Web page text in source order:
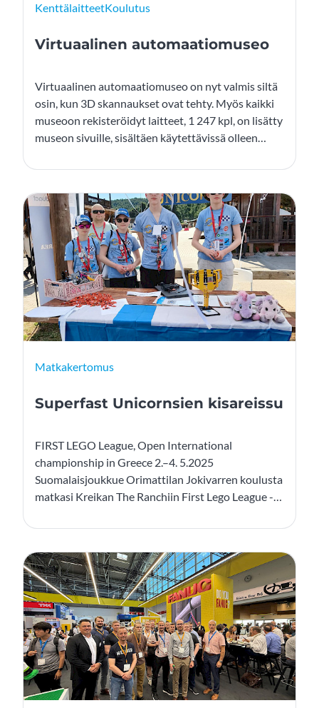
KenttälaitteetKoulutus
Virtuaalinen automaatiomuseo
Virtuaalinen automaatiomuseo on nyt valmis siltä
osin, kun 3D skannaukset ovat tehty. Myös kaikki
museoon rekisteröidyt laitteet, 1 247 kpl, on lisätty
museon sivuille, sisältäen käytettävissä olleen
alareunassa on myös juokseva mainos, johon on
edesauttaneet museon valmistumista. Siitä vielä
kerran suuret kiitokset kaikille rahoittajille.
Matkakertomus
Superfast Unicornsien kisareissu
FIRST LEGO League, Open International
championship in Greece 2.–4. 5.2025
Suomalaisjoukkue Orimattilan Jokivarren koulusta
matkasi Kreikan The Ranchiin First Lego League -
ystävystymistä ja elämyksiä. Viiden päivän aikana
eri puolilta maailmaa, tanssia ja nauraa – sekä
kokea muinaisen Kreikan nähtävyydet.